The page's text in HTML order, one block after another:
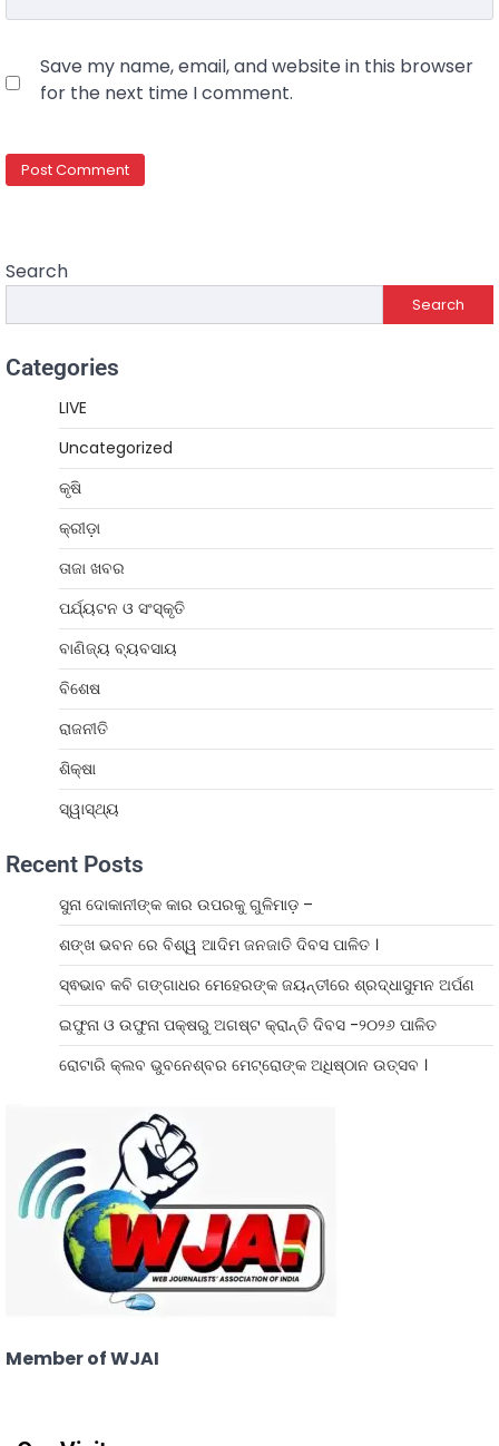
Save my name, email, and website in this browser
for the next time I comment.
Search
Search
Categories
LIVE
Uncategorized
କୃଷି
କ୍ରୀଡ଼ା
ତାଜା ଖବର
ପର୍ଯ୍ୟଟନ ଓ ସଂସ୍କୃତି
ବାଣିଜ୍ୟ ବ୍ୟବସାୟ
ବିଶେଷ
ରାଜନୀତି
ଶିକ୍ଷା
ସ୍ୱାସ୍ଥ୍ୟ
Recent Posts
ସୁନା ଦୋକାନୀଙ୍କ କାର ଉପରକୁ ଗୁଳିମାଡ଼ –
ଶଙ୍ଖ ଭବନ ରେ ବିଶ୍ୱ ଆଦିମ ଜନଜାତି ଦିବସ ପାଳିତ ।
ସ୍ଵଭାବ କବି ଗଙ୍ଗାଧର ମେହେରଙ୍କ ଜୟନ୍ତୀରେ ଶ୍ରଦ୍ଧାସୁମନ ଅର୍ପଣ
ଇଫୁନା ଓ ଉଫୁନା ପକ୍ଷରୁ ଅଗଷ୍ଟ କ୍ରାନ୍ତି ଦିବସ -୨୦୨୬ ପାଳିତ
ରୋଟାରି କ୍ଲବ ଭୁବନେଶ୍ବର ମେଟ୍ରୋଙ୍କ ଅଧିଷ୍ଠାନ ଉତ୍ସବ ।
Member of WJAI